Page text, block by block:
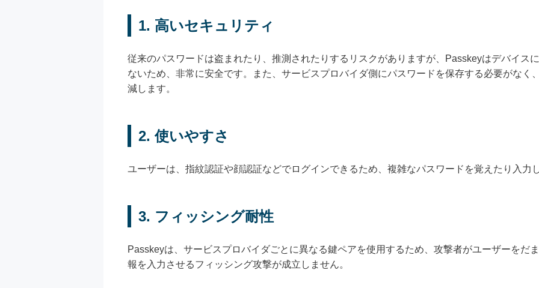
1. 高いセキュリティ
従来のパスワードは盗まれたり、推測されたりするリスクがありますが、Passkeyはデバイス
ないため、非常に安全です。また、サービスプロバイダ側にパスワードを保存する必要がなく
減します。
2.使いやすさ
ユーザーは、指紋認証や顔認証などでログインできるため、複雑なパスワードを覚えたり入力
3. フィッシング耐性
Passkeyは、サービスプロバイダごとに異なる鍵ペアを使用するため、攻撃者がユーザーをだ
報を入力させるフィッシング攻撃が成立しません。